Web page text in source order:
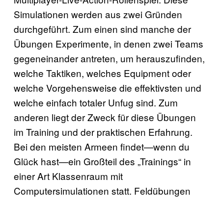
Simulationen werden aus zwei Gründen
durchgeführt. Zum einen sind manche der
Übungen Experimente, in denen zwei Teams
gegeneinander antreten, um herauszufinden,
welche Taktiken, welches Equipment oder
welche Vorgehensweise die effektivsten und
welche einfach totaler Unfug sind. Zum
anderen liegt der Zweck für diese Übungen
im Training und der praktischen Erfahrung.
Bei den meisten Armeen findet—wenn du
Glück hast—ein Großteil des „Trainings“ in
einer Art Klassenraum mit
Computersimulationen statt. Feldübungen